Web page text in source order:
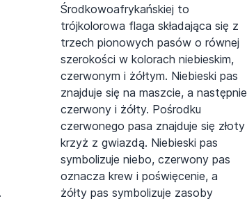
Środkowoafrykańskiej to
trójkolorowa flaga składająca się z
trzech pionowych pasów o równej
szerokości w kolorach niebieskim,
czerwonym i żółtym. Niebieski pas
znajduje się na maszcie, a następnie
czerwony i żółty. Pośrodku
czerwonego pasa znajduje się złoty
krzyż z gwiazdą. Niebieski pas
symbolizuje niebo, czerwony pas
oznacza krew i poświęcenie, a
żółty pas symbolizuje zasoby